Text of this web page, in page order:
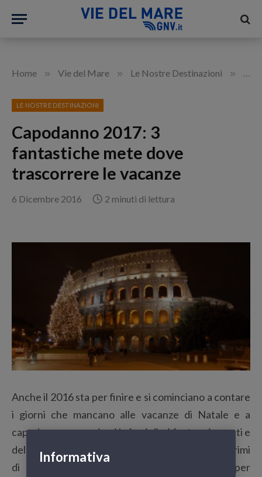
Home » Vie del Mare » Le Nostre Destinazioni »
LE NOSTRE DESTINAZIONI
Capodanno 2017: 3
fantastiche mete dove
trascorrere le vacanze
6 Dicembre 2016 2 minuti di lettura
Anche il 2016 sta per finire e si cominciano a contare
i giorni che mancano alle vacanze di Natale e a
capodanno per godersi la famiglia, i festeggiamenti e
del meritato relax. Gli ultimi giorni dell’anno e i primi
di gennaio sono inoltre l’occasione perfetta per
Informativa